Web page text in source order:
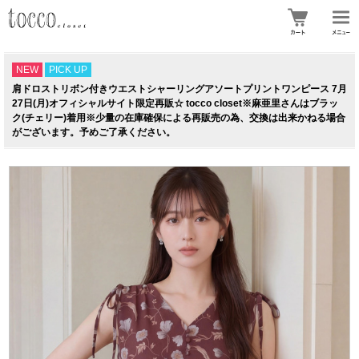
NEW
PICK UP
肩ドロストリボン付きウエストシャーリングアソートプリントワンピース 7月
27日(月)オフィシャルサイト限定再販☆ tocco closet※麻亜里さんはブラッ
ク(チェリー)着用※少量の在庫確保による再販売の為、交換は出来かねる場合
がございます。予めご了承ください。